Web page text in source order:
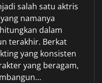
salah satu aktris
namanya
dalam
terakhir. Berkat
yang konsisten
yang beragam,